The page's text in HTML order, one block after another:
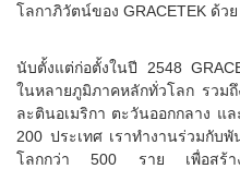
โลกาภิวัตน์ของ GRACETEK ด้วย
นับตั้งแต่ก่อตั้งในปี 2548
ในหลายภูมิภาคหลักทั่วโลก รวม
ละตินอเมริกา ตะวันออกกลาง แ
200 ประเทศ เราทำงานร่วมกับ
โลกกว่า 500 ราย เพื่อสร้าง